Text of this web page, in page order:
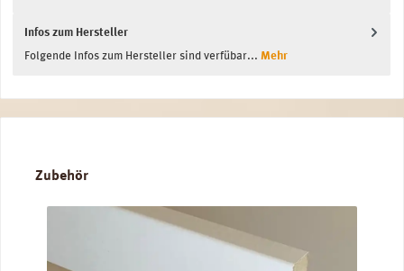
Infos zum Hersteller
Folgende Infos zum Hersteller sind verfübar... Mehr
Produktgalerie überspringen
Zubehör